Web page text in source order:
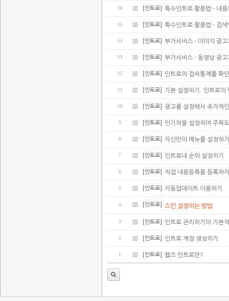
16 [인트로] 특수인트로 활용법 - 내
15 [인트로] 특수인트로 활용법 - 검
14 [인트로] 부가서비스 - 이미지 광고
13 [인트로] 부가서비스 - 동영상 광고
12 [인트로] 인트로의 접속통계를 확
11 [인트로] 기본 설정하기. 인트로의
10 [인트로] 광고를 설정해서 추가적
9 [인트로] 인기작을 설정하여 주목
8 [인트로] 자신만의 메뉴를 설정하기
7 [인트로] 인트로내 순위 설정하기
6 [인트로] 직접 내용등록을 등록하자
5 [인트로] 자동업데이트 이용하기
4 [인트로] 스킨 설정하는 방법
3 [인트로] 인트로 관리하기의 기본
2 [인트로] 인트로 계정 생성하기
1 [인트로] 웹즈 인트로란?